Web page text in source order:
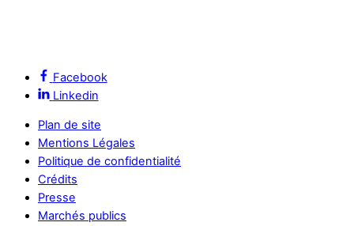
Facebook
Linkedin
Plan de site
Mentions Légales
Politique de confidentialité
Crédits
Presse
Marchés publics